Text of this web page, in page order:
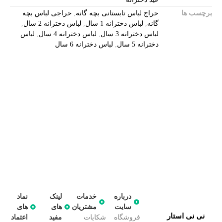
برچسب ها
حراج لباس تابستانی بچه گانه
حراجی لباس بچه
گانه
لباس دخترانه 1 سال لباس دخترانه 2 سال
لباس دخترانه 3 سال
لباس دخترانه 4 سال
لباس
دخترانه 5 سال
لباس دخترانه 6 سال
نی نی استار
درباره
سایت
فروشگاه
خدمات
مشتریان
شکایات
لینک
های
مفید
نماد
های
اعتماد